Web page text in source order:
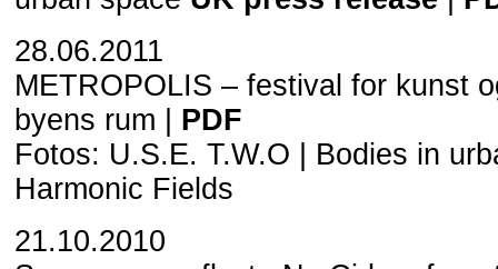
28.06.2011
METROPOLIS – festival for kunst
byens rum | PDF
Fotos: U.S.E. T.W.O
Bodies in
Harmonic Fields
21.10.2010